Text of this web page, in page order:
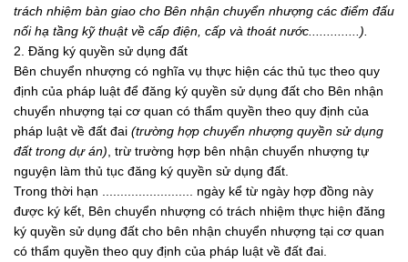
trách nhiệm bàn giao cho Bên nhận chuyển nhượng các điểm đấu
nối hạ tầng kỹ thuật về cấp điện, cấp và thoát nước ..............).
2. Đăng ký quyền sử dụng đất
Bên chuyển nhượng có nghĩa vụ thực hiện các thủ tục theo quy
định của pháp luật để đăng ký quyền sử dụng đất cho Bên nhận
chuyển nhượng tại cơ quan có thẩm quyền theo quy định của
pháp luật về đất đai (trường hợp chuyển nhượng quyền sử dụng
đất trong dự án) , trừ trường hợp bên nhận chuyển nhượng tự
nguyện làm thủ tục đăng ký quyền sử dụng đất.
Trong thời hạn ......................... ngày kể từ ngày hợp đồng này
được ký kết, Bên chuyển nhượng có trách nhiệm thực hiện đăng
ký quyền sử dụng đất cho bên nhận chuyển nhượng tại cơ quan
có thẩm quyền theo quy định của pháp luật về đất đai.